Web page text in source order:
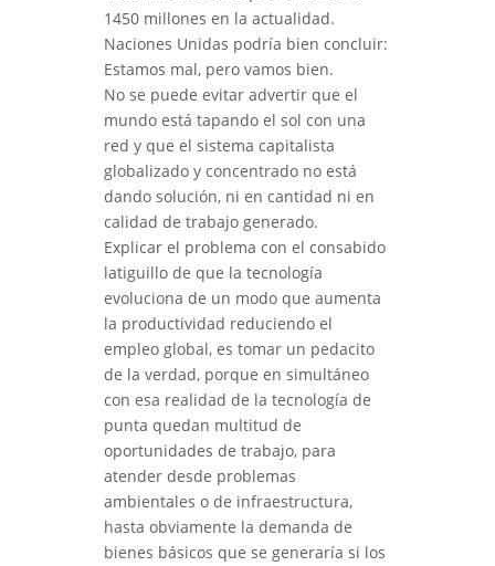
1450 millones en la actualidad.
Naciones Unidas podría bien concluir:
Estamos mal, pero vamos bien.
No se puede evitar advertir que el
mundo está tapando el sol con una
red y que el sistema capitalista
globalizado y concentrado no está
dando solución, ni en cantidad ni en
calidad de trabajo generado.
Explicar el problema con el consabido
latiguillo de que la tecnología
evoluciona de un modo que aumenta
la productividad reduciendo el
empleo global, es tomar un pedacito
de la verdad, porque en simultáneo
con esa realidad de la tecnología de
punta quedan multitud de
oportunidades de trabajo, para
atender desde problemas
ambientales o de infraestructura,
hasta obviamente la demanda de
bienes básicos que se generaría si los